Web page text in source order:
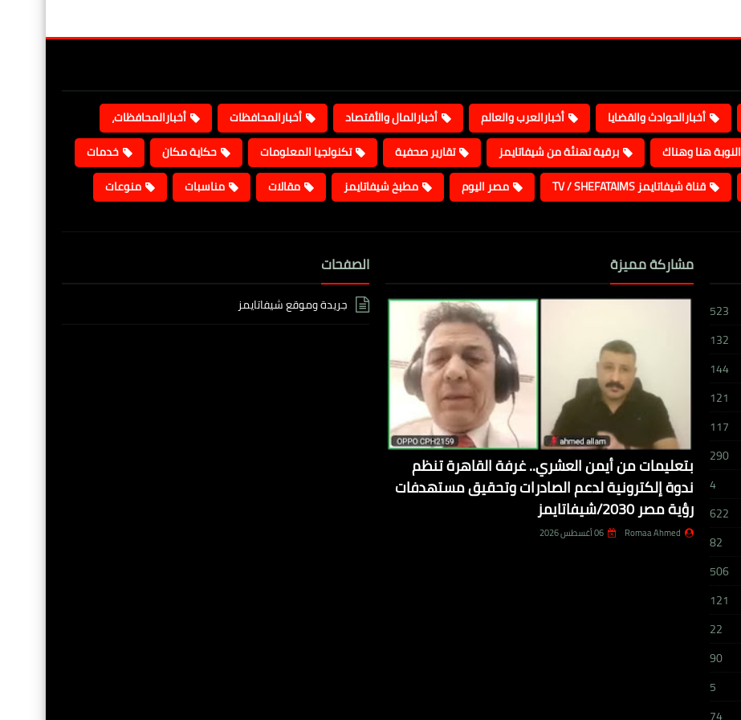
أخبارالحوادث والقضايا أخبارالعرب والعالم أخبارالمال والأقتصاد أخبارالمحافظات
أخبارالمحافظات،
النوبة هنا وهناك برقية تهنئة من شيفاتايمز تقارير صحفية تكنولجيا المعلومات حكاية مكان
خدمات
قناة شيفاتايمز TV / SHEFATAIMS مصر اليوم مطبخ شيفاتايمز مقالات مناسبات منوعات
523
132
144
121
117
290
4
622
82
506
121
22
90
5
مشاركة مميزة
بتعليمات من أيمن العشري.. غرفة القاهرة تنظم
ندوة إلكترونية لدعم الصادرات وتحقيق مستهدفات
رؤية مصر 2030/شيفاتايمز
Romaa Ahmed 06 أغسطس 2026
الصفحات
جريدة وموقع شيفاتايمز